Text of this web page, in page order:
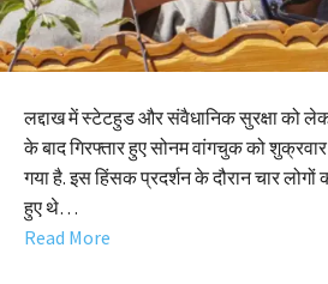
लद्दाख में स्टेटहुड और संवैधानिक सुरक्षा को
के बाद गिरफ्तार हुए सोनम वांगचुक को
गया है. इस हिंसक प्रदर्शन के दौरान चार
हुए थे…
Read More